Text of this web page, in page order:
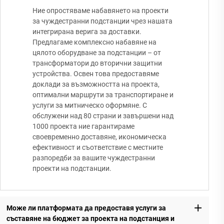
Ние опростяваме набавянето на проекти
за чуждестранни подстанции чрез нашата
интегрирана верига за доставки.
Предлагаме комплексно набавяне на
цялото оборудване за подстанции – от
трансформатори до вторични защитни
устройства. Освен това предоставяме
доклади за възможността на проекта,
оптимални маршрути за транспортиране и
услуги за митническо оформяне. С
обслужени над 80 страни и завършени над
1000 проекта ние гарантираме
своевременно доставяне, икономическа
ефективност и съответствие с местните
разпоредби за вашите чуждестранни
проекти на подстанции.
Може ли платформата да предоставя услуги за
съставяне на бюджет за проекта на подстанция и